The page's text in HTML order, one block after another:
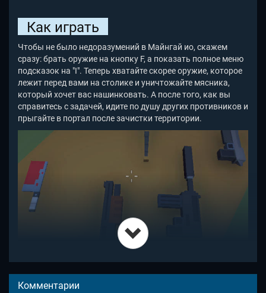
Как играть
Чтобы не было недоразумений в Майнгай ио, скажем
сразу: брать оружие на кнопку F, а показать полное меню
подсказок на "I". Теперь хватайте скорее оружие, которое
лежит перед вами на столике и уничтожайте мясника,
который хочет вас нашинковать. А после того, как вы
справитесь с задачей, идите по душу других противников и
прыгайте в портал после зачистки территории.
Брать больше, чем три оружия нельзя. Поэтому
примеряйтесь к тем пушкам, с которыми в MineGuy io
Комментарии